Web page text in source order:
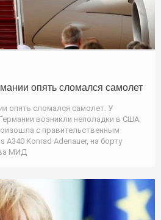
опять сломался самолет
опять сломался самолет. У
возникли неполадки в США.
с правительственным
А340 Konrad Adenauer, на борту
МИД